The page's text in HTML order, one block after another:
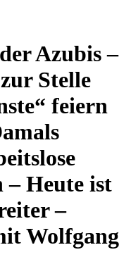
Azubis –
Stelle
feiern
– Heute ist
–
Wolfgang